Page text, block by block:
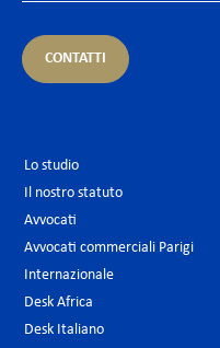
CONTATTI
Lo studio
Il nostro statuto
Avvocati
Avvocati commerciali Parigi
Internazionale
Desk Africa
Desk Italiano